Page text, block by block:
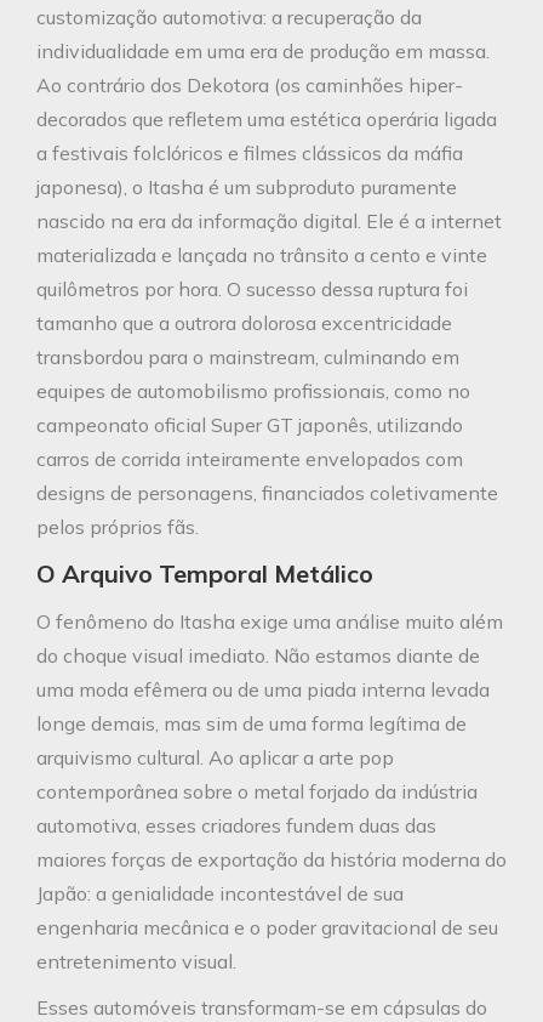
customização automotiva: a recuperação da
individualidade em uma era de produção em massa.
Ao contrário dos Dekotora (os caminhões hiper-
decorados que refletem uma estética operária ligada
a festivais folclóricos e filmes clássicos da máfia
japonesa), o Itasha é um subproduto puramente
nascido na era da informação digital. Ele é a internet
materializada e lançada no trânsito a cento e vinte
quilômetros por hora. O sucesso dessa ruptura foi
tamanho que a outrora dolorosa excentricidade
transbordou para o mainstream, culminando em
equipes de automobilismo profissionais, como no
campeonato oficial Super GT japonês, utilizando
carros de corrida inteiramente envelopados com
designs de personagens, financiados coletivamente
pelos próprios fãs.
O Arquivo Temporal Metálico
O fenômeno do Itasha exige uma análise muito além
do choque visual imediato. Não estamos diante de
uma moda efêmera ou de uma piada interna levada
longe demais, mas sim de uma forma legítima de
arquivismo cultural. Ao aplicar a arte pop
contemporânea sobre o metal forjado da indústria
automotiva, esses criadores fundem duas das
maiores forças de exportação da história moderna do
Japão: a genialidade incontestável de sua
engenharia mecânica e o poder gravitacional de seu
entretenimento visual.
Esses automóveis transformam-se em cápsulas do